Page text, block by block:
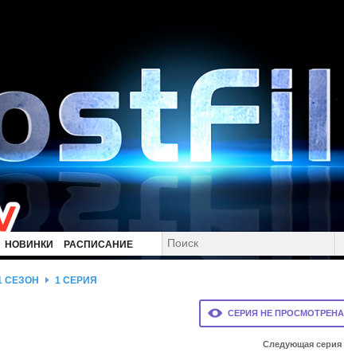
НОВИНКИ РАСПИСАНИЕ
СЕРИЯ НЕ ПРОСМОТРЕНА
СЕЗОН 1 СЕРИЯ
Следующая серия